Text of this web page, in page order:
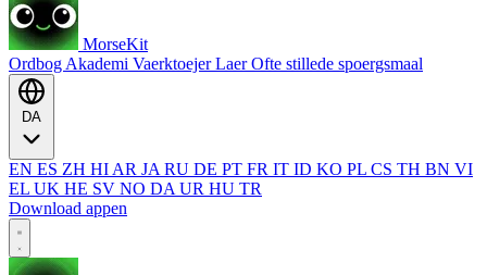
MorseKit
Ordbog Akademi VaerktoejerLaerOfte stillede spoergsmaal
EN ES ZH HI AR JA RU DE PT FR IT ID KO PL CS TH BN VI
EL UK HE SV NO DA UR HU TR
Download appen